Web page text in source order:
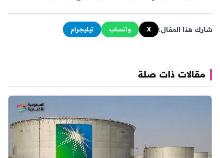
شارك هذا المقال: X واتساب تيليجرام
مقالات ذات صلة